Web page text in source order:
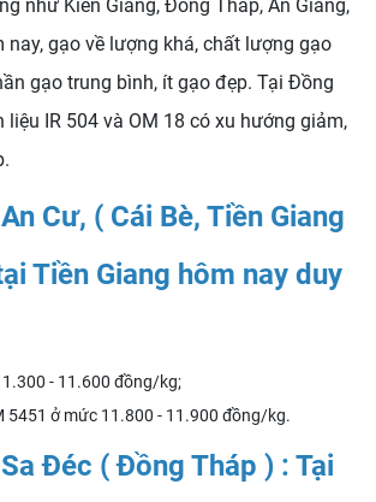
như Kiên Giang, Đồng Tháp, An Giang,
nay, gạo về lượng khá, chất lượng gạo
gạo trung bình, ít gạo đẹp. Tại Đồng
liệu IR 504 và OM 18 có xu hướng giảm,
Cư, ( Cái Bè, Tiền Giang
Tiền Giang hôm nay duy
- 11.600 đồng/kg;
5451 ở mức 11.800 - 11.900 đồng/kg.
Đéc ( Đồng Tháp ) : Tại